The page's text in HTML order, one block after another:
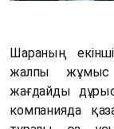
Шараның
жалпы жұмыс
жағдайды
компанияда